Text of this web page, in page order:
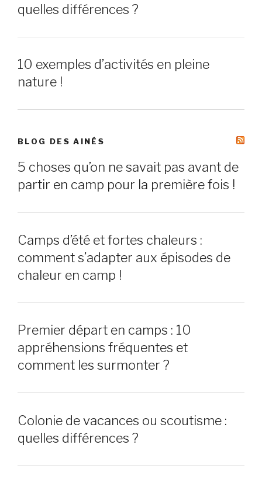
quelles différences ?
10 exemples d’activités en pleine
nature !
BLOG DES AINÉS
5 choses qu’on ne savait pas avant de
partir en camp pour la première fois !
Camps d’été et fortes chaleurs :
comment s’adapter aux épisodes de
chaleur en camp !
Premier départ en camps : 10
appréhensions fréquentes et
comment les surmonter ?
Colonie de vacances ou scoutisme :
quelles différences ?